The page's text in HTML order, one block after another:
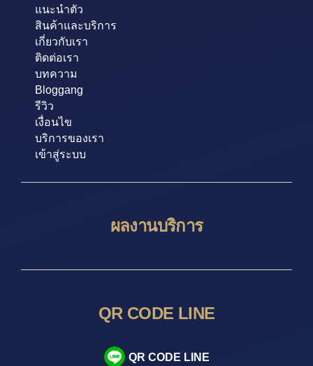
แนะนำตัว
สินค้าและบริการ
เกี่ยวกับเรา
ติดต่อเรา
บทความ
Bloggang
รีวิว
เงื่อนไข
บริการของเรา
เข้าสู่ระบบ
ผลงานบริการ
QR CODE LINE
QR CODE LINE